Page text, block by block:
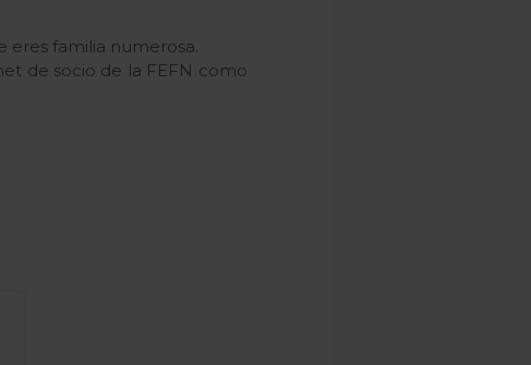
familia numerosa.
de socio de la FEFN como